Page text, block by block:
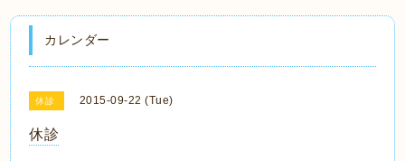
カレンダー
休診 2015-09-22 (Tue)
休診